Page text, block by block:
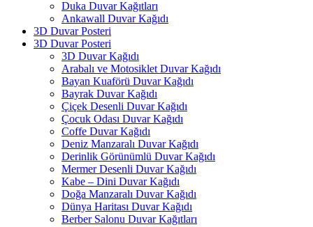
Duka Duvar Kağıtları
Ankawall Duvar Kağıdı
3D Duvar Posteri
3D Duvar Posteri
3D Duvar Kağıdı
Arabalı ve Motosiklet Duvar Kağıdı
Bayan Kuaförü Duvar Kağıdı
Bayrak Duvar Kağıdı
Çiçek Desenli Duvar Kağıdı
Çocuk Odası Duvar Kağıdı
Coffe Duvar Kağıdı
Deniz Manzaralı Duvar Kağıdı
Derinlik Görünümlü Duvar Kağıdı
Mermer Desenli Duvar Kağıdı
Kabe – Dini Duvar Kağıdı
Doğa Manzaralı Duvar Kağıdı
Dünya Haritası Duvar Kağıdı
Berber Salonu Duvar Kağıtları